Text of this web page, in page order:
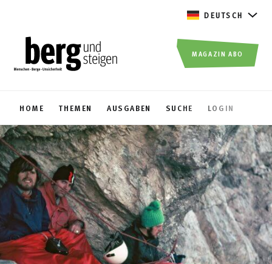
DEUTSCH
HOME THEMEN AUSGABEN SUCHE LOGIN
MAGAZIN ABO